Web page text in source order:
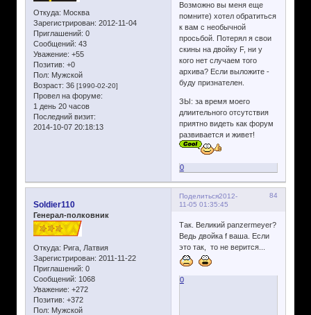
Откуда: Москва
Зарегистрирован: 2012-11-04
Приглашений: 0
Сообщений: 43
Уважение: +55
Позитив: +0
Пол: Мужской
Возраст: 36 [1990-02-20]
Провел на форуме:
1 день 20 часов
Последний визит:
2014-10-07 20:18:13
Возможно вы меня еще
помните) хотел обратиться
к вам с необычной
просьбой. Потерял я свои
скины на двойку F, ни у
кого нет случаем того
архива? Если выложите -
буду признателен.
ЗЫ: за время моего
длиительного отсутствия
приятно видеть как форум
развивается и живет!
0
Поделиться 84
2012-
11-05 01:35:45
Soldier110
Генерал-полковник
Откуда: Рига, Латвия
Зарегистрирован: 2011-11-22
Приглашений: 0
Сообщений: 1068
Уважение: +272
Позитив: +372
Пол: Мужской
Так. Великий panzermeyer?
Ведь двойка f ваша. Если
это так, то не верится...
0